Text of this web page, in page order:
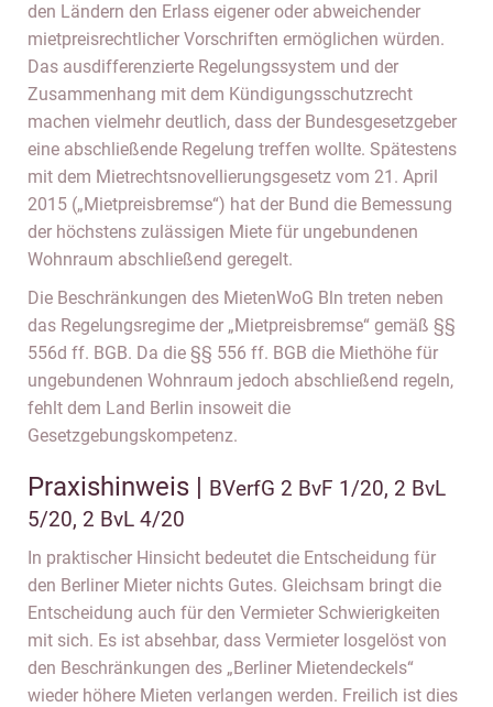
den Ländern den Erlass eigener oder abweichender
mietpreisrechtlicher Vorschriften ermöglichen würden.
Das ausdifferenzierte Regelungssystem und der
Zusammenhang mit dem Kündigungsschutzrecht
machen vielmehr deutlich, dass der Bundesgesetzgeber
eine abschließende Regelung treffen wollte. Spätestens
mit dem Mietrechtsnovellierungsgesetz vom 21. April
2015 („Mietpreisbremse“) hat der Bund die Bemessung
der höchstens zulässigen Miete für ungebundenen
Wohnraum abschließend geregelt.
Die Beschränkungen des MietenWoG Bln treten neben
das Regelungsregime der „Mietpreisbremse“ gemäß §§
556d ff. BGB. Da die §§ 556 ff. BGB die Miethöhe für
ungebundenen Wohnraum jedoch abschließend regeln,
fehlt dem Land Berlin insoweit die
Gesetzgebungskompetenz.
Praxishinweis | BVerfG 2 BvF 1/20, 2 BvL
5/20, 2 BvL 4/20
In praktischer Hinsicht bedeutet die Entscheidung für
den Berliner Mieter nichts Gutes. Gleichsam bringt die
Entscheidung auch für den Vermieter Schwierigkeiten
mit sich. Es ist absehbar, dass Vermieter losgelöst von
den Beschränkungen des „Berliner Mietendeckels“
wieder höhere Mieten verlangen werden. Freilich ist dies